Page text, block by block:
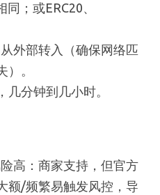
；或ERC20、
外部转入（确保网络匹
）。
几分钟到几小时。
高：商家支持，但官方
额/频繁易触发风控，导